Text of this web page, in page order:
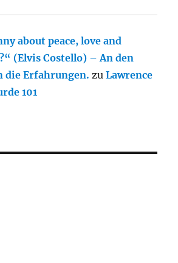
about peace, love and
(Elvis Costello) – An den
die Erfahrungen. zuLawrence
101